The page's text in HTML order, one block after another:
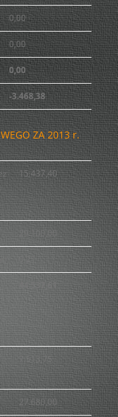
0,00
0,00
0,00
-3.468,38
ZA 2013 r.
15.437,40
29.100,00
44.537,61
7.513,75
27.680,00